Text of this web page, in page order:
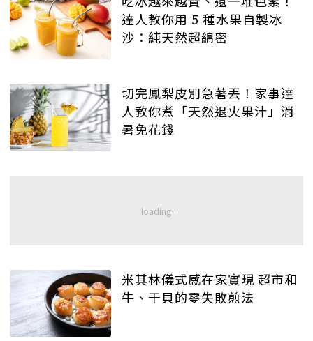
達人教你用 5 種水果自製冰
沙：純天然超綿密
切完鳳梨皮別急著丟！家事達
人教你煮「天然退火果汁」消
暑免花錢
米其林儀式感在家實現 超市和
牛、干貝的零失敗煎法